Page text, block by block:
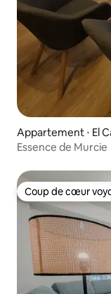
Appartement ⋅ El
Essence de Murcie
Coup de cœur
Coup de cœur